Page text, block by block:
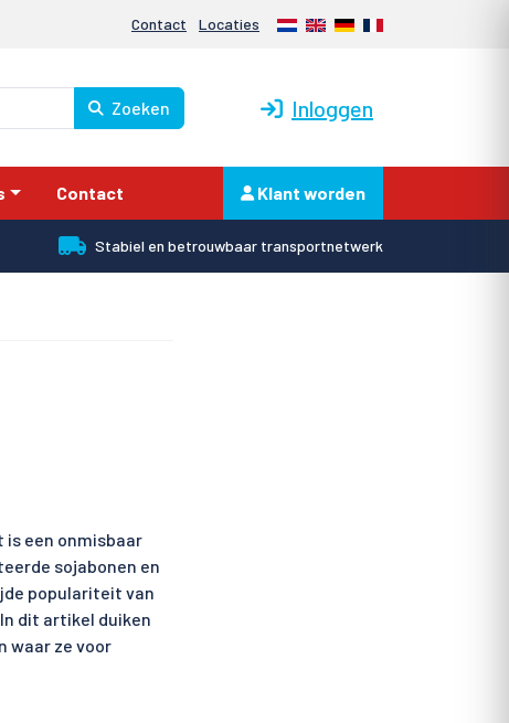
Contact Locaties Nederlands
EnglishDeutschFrançais
Zoeken Inloggen
Contact Klant worden
Stabiel en betrouwbaar transportnetwerk
is een onmisbaar
sojabonen en
populariteit van
dit artikel duiken
waar ze voor